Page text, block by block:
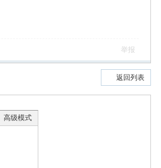
举报
返回列表
高级模式